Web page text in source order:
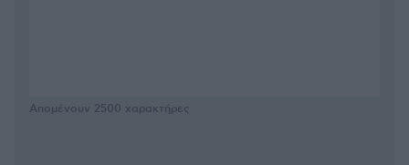
Απομένουν 2500 χαρακτήρες